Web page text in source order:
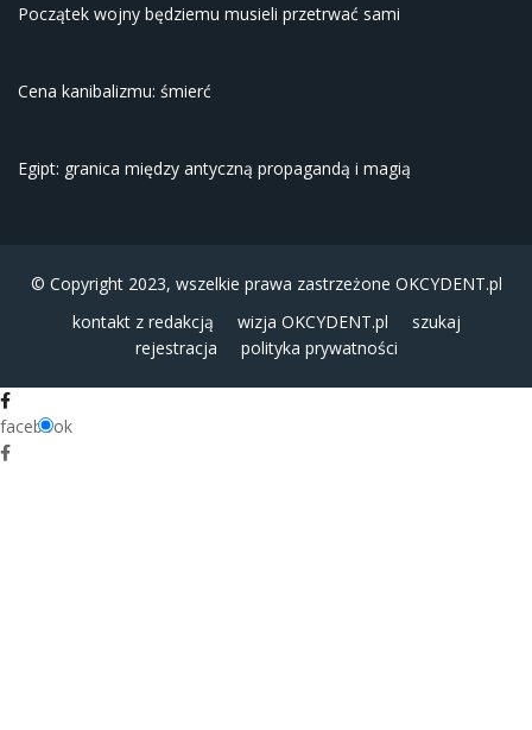
Początek wojny będziemu musieli przetrwać sami
Cena kanibalizmu: śmierć
Egipt: granica między antyczną propagandą i magią
© Copyright 2023, wszelkie prawa zastrzeżone OKCYDENT.pl
kontakt z redakcją
wizja OKCYDENT.pl
szukaj
rejestracja
polityka prywatności
facebook